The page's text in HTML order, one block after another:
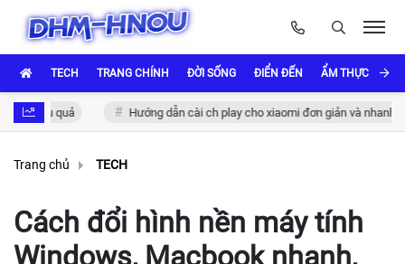
TECH TRANG CHÍNH ĐỜI SỐNG ĐIỂN ĐẾN ẨM THỰC VÀ
quả Hướng dẫn cài ch play cho xiaomi đơn giản và nhanh chóng
Trang chủ TECH
Cách đổi hình nền máy tính
Windows, Macbook nhanh,